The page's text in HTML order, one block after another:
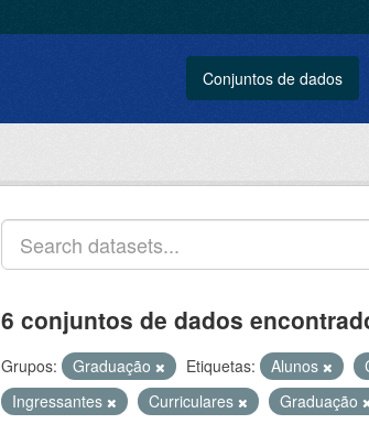
Conjuntos de dados
6 conjuntos de dados
Grupos: Graduação Etiquetas: Alunos
Ingressantes
Curriculares Graduação